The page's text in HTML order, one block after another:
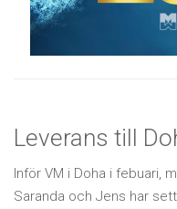
Leverans till
Inför VM i Doha i febuari,
Saranda och Jens har